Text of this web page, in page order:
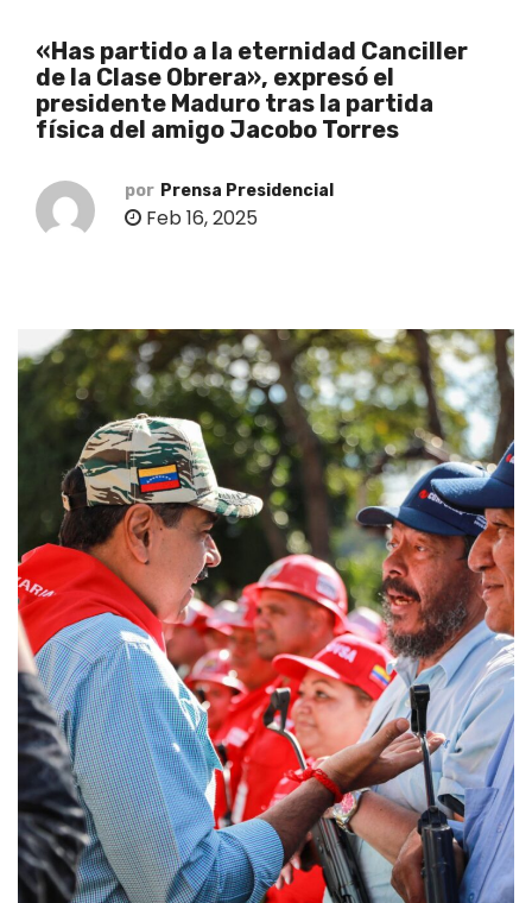
«Has partido a la eternidad Canciller
de la Clase Obrera», expresó el
presidente Maduro tras la partida
física del amigo Jacobo Torres
por Prensa Presidencial
Feb 16, 2025